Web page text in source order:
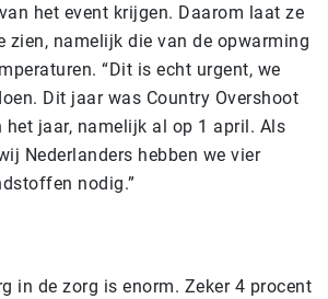
het event krijgen. Daarom laat ze
zien, namelijk die van de opwarming
“Dit is echt urgent, we
Dit jaar was Country Overshoot
het jaar, namelijk al op 1 april. Als
Nederlanders hebben we vier
nodig.”
in de zorg is enorm. Zeker 4 procent